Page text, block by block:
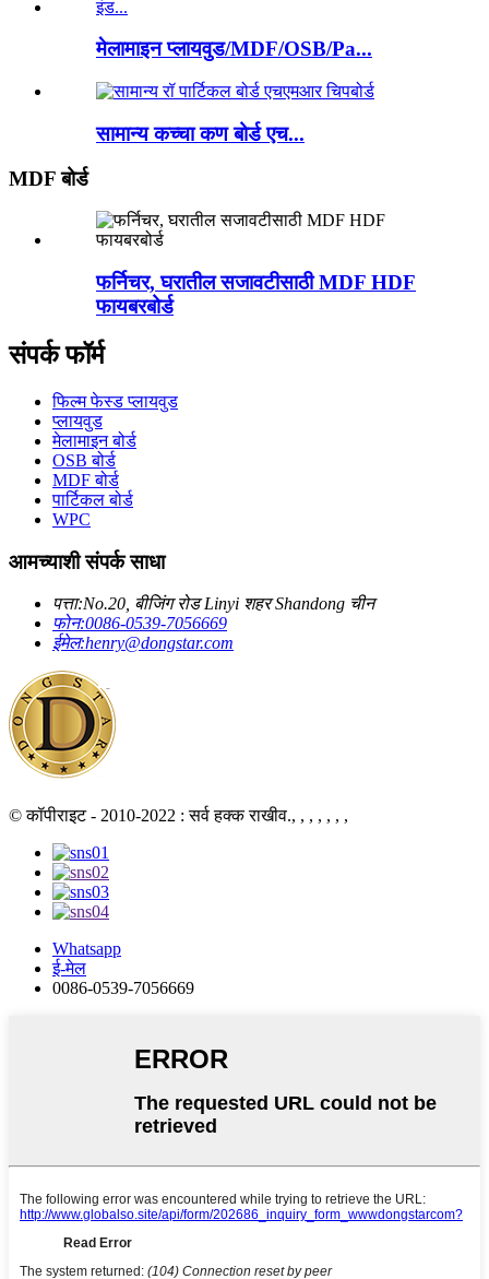
मेलामाइन प्लायवुड/MDF/OSB/Pa...
सामान्य कच्चा कण बोर्ड एच...
MDF बोर्ड
फर्निचर, घरातील सजावटीसाठी MDF HDF
फायबरबोर्ड
संपर्क फॉर्म
फिल्म फेस्ड प्लायवुड
प्लायवुड
मेलामाइन बोर्ड
OSB बोर्ड
MDF बोर्ड
पार्टिकल बोर्ड
WPC
आमच्याशी संपर्क साधा
पत्ता:No.20, बीजिंग रोड Linyi शहर Shandong चीन
फोन:0086-0539-7056669
ईमेल:henry@dongstar.com
© कॉपीराइट - 2010-2022 : सर्व हक्क राखीव., , , , , , ,
Whatsapp
ई-मेल
0086-0539-7056669